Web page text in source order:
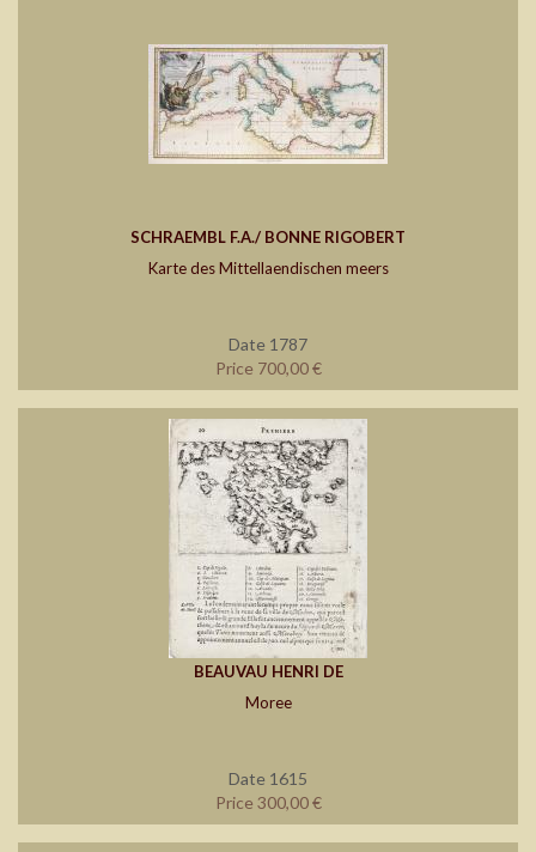
SCHRAEMBL F.A./ BONNE RIGOBERT
Karte des Mittellaendischen meers
Date 1787
Price 700,00 €
BEAUVAU HENRI DE
Moree
Date 1615
Price 300,00 €